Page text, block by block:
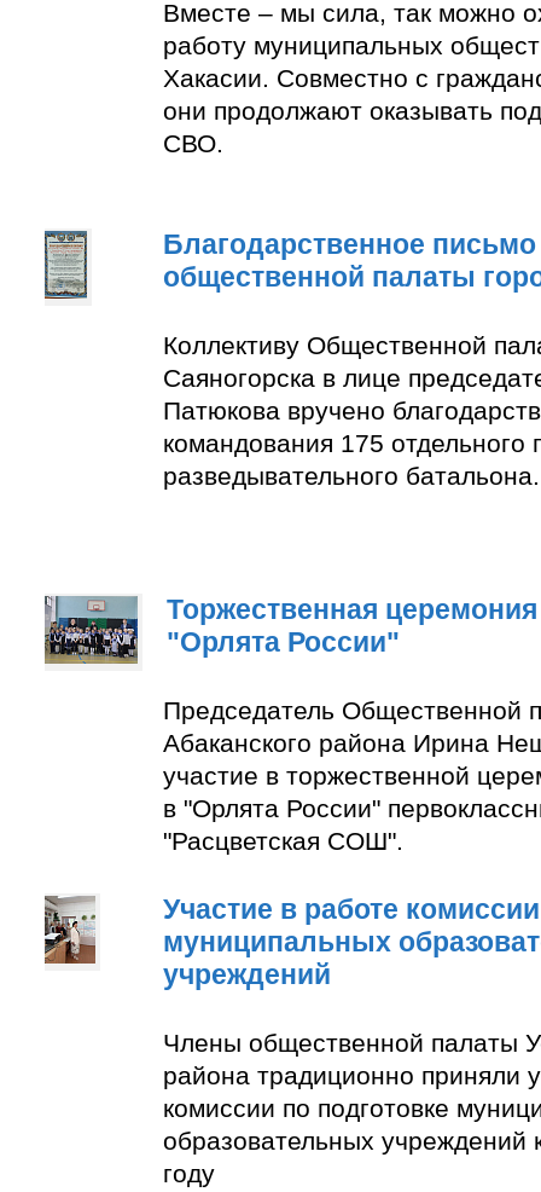
Вместе – мы сила, так можно
работу муниципальных
Хакасии. Совместно с
они продолжают оказывать
СВО.
Благодарственное письмо
общественной палаты
Коллективу Общественной
Саяногорска в лице
Патюкова вручено
командования 175 отдельного
разведывательного батальона.
Торжественная
"Орлята России"
Председатель Общественной
Абаканского района Ирина
участие в торжественной
в "Орлята России"
"Расцветская СОШ".
Участие в работе
муниципальных
учреждений
Члены общественной палаты
района традиционно приняли
комиссии по подготовке
образовательных учреждений
году